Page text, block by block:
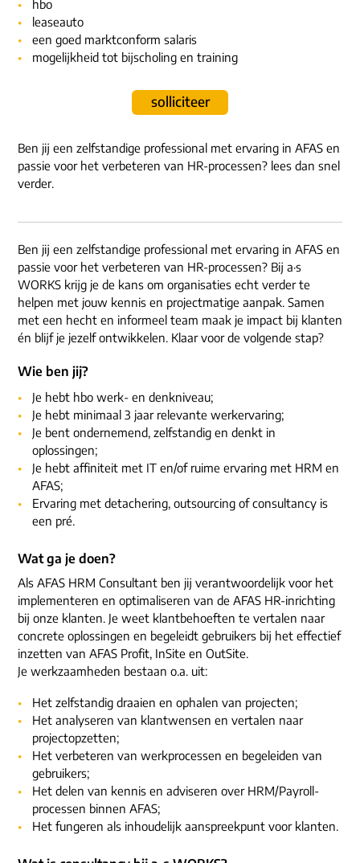
ons dna
e-mail/telefoon
social media
hbo
leaseauto
een goed marktconform salaris
mogelijkheid tot bijscholing en training
solliciteer
Ben jij een zelfstandige professional met ervaring in AFAS en
passie voor het verbeteren van HR-processen? lees dan snel
verder.
Ben jij een zelfstandige professional met ervaring in AFAS en
passie voor het verbeteren van HR-processen? Bij a·s
WORKS krijg je de kans om organisaties echt verder te
helpen met jouw kennis en projectmatige aanpak. Samen
met een hecht en informeel team maak je impact bij klanten
én blijf je jezelf ontwikkelen. Klaar voor de volgende stap?
Wie ben jij?
Je hebt hbo werk- en denkniveau;
Je hebt minimaal 3 jaar relevante werkervaring;
Je bent ondernemend, zelfstandig en denkt in
oplossingen;
Je hebt affiniteit met IT en/of ruime ervaring met HRM en
AFAS;
Ervaring met detachering, outsourcing of consultancy is
een pré.
Wat ga je doen?
Als AFAS HRM Consultant ben jij verantwoordelijk voor het
implementeren en optimaliseren van de AFAS HR-inrichting
bij onze klanten. Je weet klantbehoeften te vertalen naar
concrete oplossingen en begeleidt gebruikers bij het effectief
inzetten van AFAS Profit, InSite en OutSite.
Je werkzaamheden bestaan o.a. uit:
Het zelfstandig draaien en ophalen van projecten;
Het analyseren van klantwensen en vertalen naar
projectopzetten;
Het verbeteren van werkprocessen en begeleiden van
gebruikers;
Het delen van kennis en adviseren over HRM/Payroll-
processen binnen AFAS;
Het fungeren als inhoudelijk aanspreekpunt voor klanten.